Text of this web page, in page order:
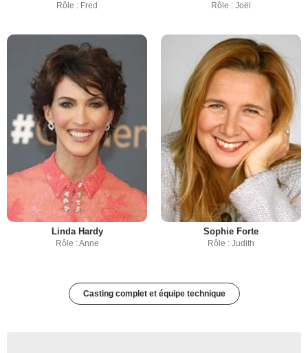
Rôle : Fred Rôle : Joël
Linda Hardy
Rôle : Anne
Sophie Forte
Rôle : Judith
Casting complet et équipe technique